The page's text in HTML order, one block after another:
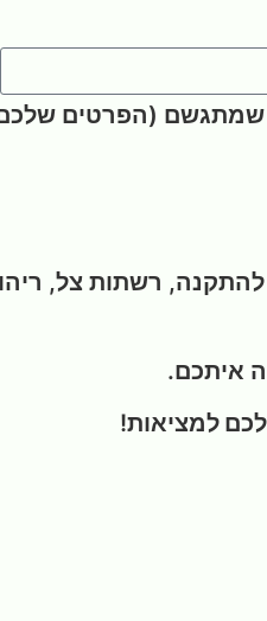
שמתגשם (הפרטים
רשתות צל, ריהוט
איתכם.
למציאות!